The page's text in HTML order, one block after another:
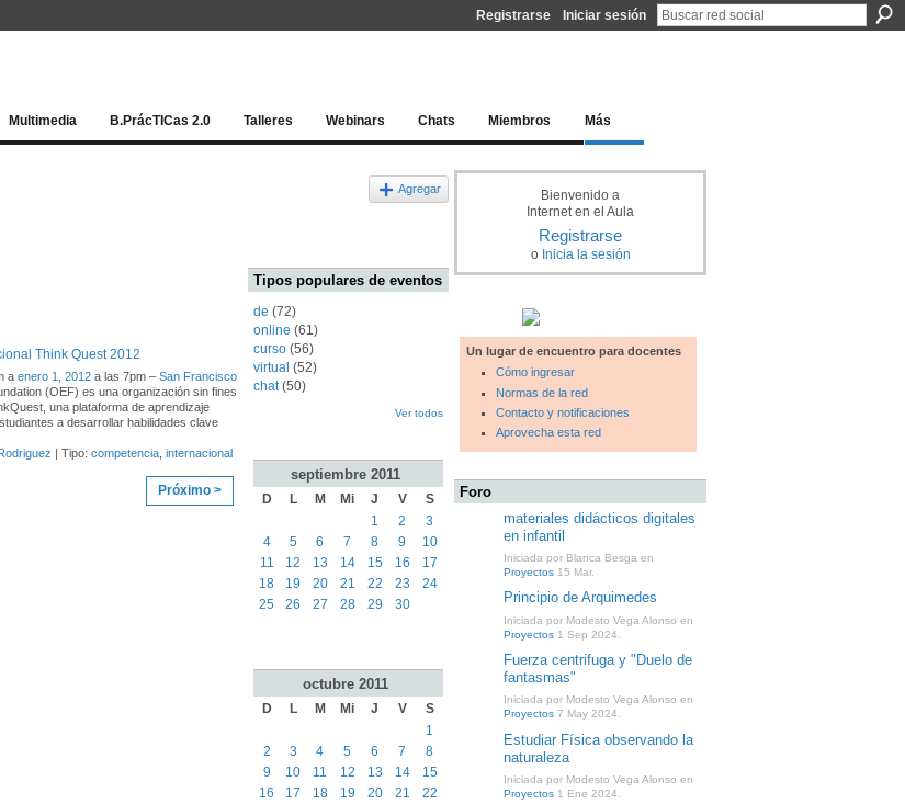
Registrarse Iniciar sesión
Multimedia B.PrácTICas 2.0 Talleres Webinars Chats Miembros Más
Agregar
Think Quest 2012
a enero 1, 2012 a las 7pm – San Francisco
(OEF) es una organización sin fines
una plataforma de aprendizaje
a desarrollar habilidades clave
| Tipo: competencia internacional
Próximo >
Tipos populares de eventos
de (72)
online (61)
curso (56)
virtual (52)
chat(50)
Ver todos
septiembre 2011
D L M Mi J V
S
1
2
3
4
5 6 7 8 9
10
11
12 13 14 15 16
17
18
19 20 21 22 23
24
25
26 27 28 29 30
octubre 2011
D L M Mi J V
S
1
2
3 4 5 6 7
8
9
10 11 12 13 14
15
16
17 18 19 20 21
22
Bienvenido a
Internet en el Aula
Registrarse
o Inicia la sesión
Un lugar de encuentro para docentes
Cómo ingresar
Normas de la red
Contacto y notificaciones
Aprovecha esta red
Foro
materiales didácticos digitales
en infantil
Iniciada por Blanca Besga en
Proyectos 15 Mar.
Principio de Arquimedes
Iniciada por Modesto Vega Alonso en
Proyectos 1 Sep 2024.
Fuerza centrifuga y "Duelo de
fantasmas"
Iniciada por Modesto Vega Alonso en
Proyectos 7 May 2024.
Estudiar Física observando la
naturaleza
Iniciada por Modesto Vega Alonso en
Proyectos 1 Ene 2024.